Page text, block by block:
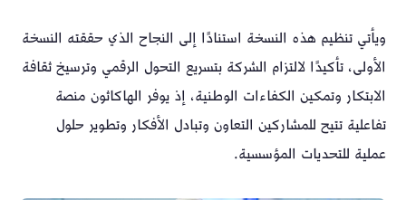
ويأتي تنظيم هذه النسخة استنادًا إلى النجاح الذي حققته النسخة
الأولى، تأكيدًا لالتزام الشركة بتسريع التحول الرقمي وترسيخ ثقافة
الابتكار وتمكين الكفاءات الوطنية، إذ يوفر الهاكاثون منصة
تفاعلية تتيح للمشاركين التعاون وتبادل الأفكار وتطوير حلول
عملية للتحديات المؤسسية.